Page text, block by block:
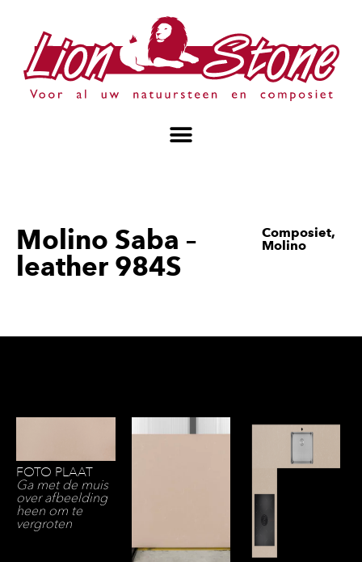
Molino Saba –
leather 984S
Composiet,
Molino
FOTO PLAAT
Ga met de muis
over afbeelding
heen om te
vergroten